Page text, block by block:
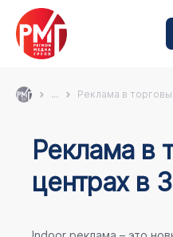
... Реклама в
Реклама в
центрах в